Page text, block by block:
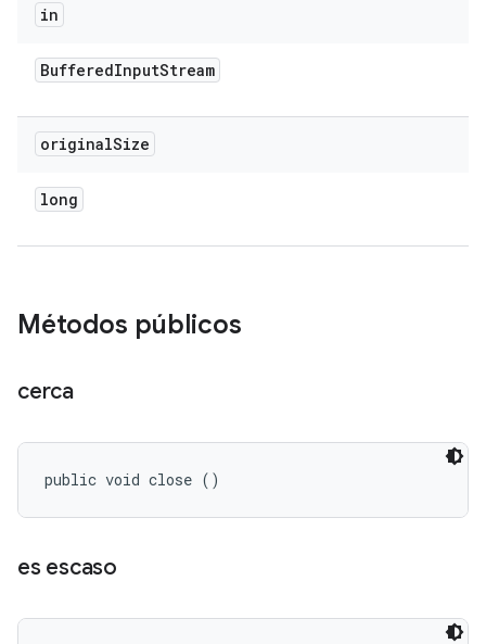
in
BufferedInputStream
originalSize
long
Métodos públicos
cerca
public void close ()
es escaso